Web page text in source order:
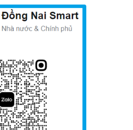
đến ngày
đến ngày